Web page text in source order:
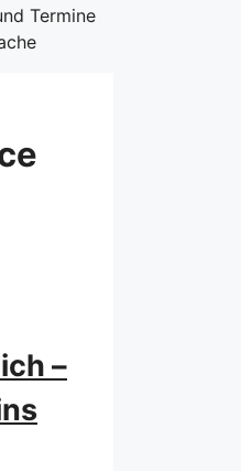
Termine
–